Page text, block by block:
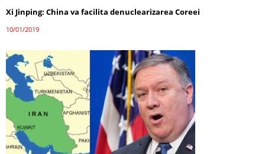
Xi Jinping: China va facilita denuclearizarea Coreei
10/01/2019